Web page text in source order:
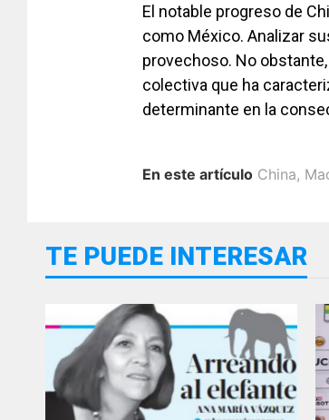
El notable progreso de
como México. Analizar
provechoso. No
colectiva que ha
determinante en la
En este artículo China,
TE PUEDE INTERESAR